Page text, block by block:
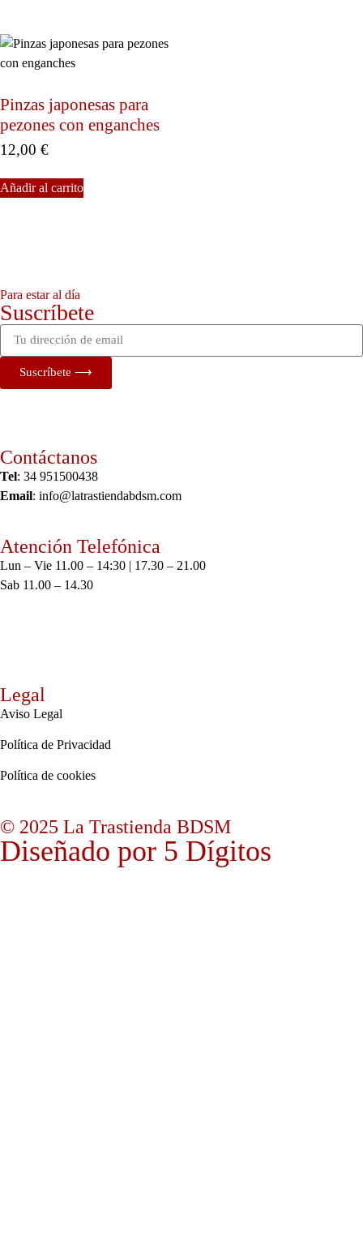
Pinzas japonesas para
pezones con enganches
12,00 €
Añadir al carrito
Para estar al día
Suscríbete
Suscríbete ⟶
Contáctanos
Tel: 34 951500438
Email: info@latrastiendabdsm.com
Atención Telefónica
Lun – Vie 11.00 – 14:30 | 17.30 – 21.00
Sab 11.00 – 14.30
Legal
Aviso Legal
Política de Privacidad
Política de cookies
© 2025 La Trastienda BDSM
Diseñado por 5 Dígitos